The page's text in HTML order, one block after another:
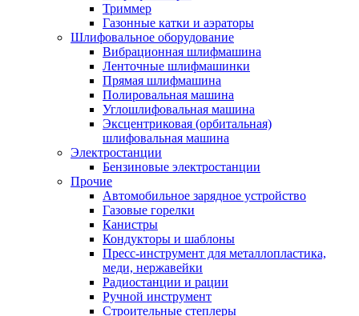
Триммер
Газонные катки и аэраторы
Шлифовальное оборудование
Вибрационная шлифмашина
Ленточные шлифмашинки
Прямая шлифмашина
Полировальная машина
Углошлифовальная машина
Эксцентриковая (орбитальная)
шлифовальная машина
Электростанции
Бензиновые электростанции
Прочие
Автомобильное зарядное устройство
Газовые горелки
Канистры
Кондукторы и шаблоны
Пресс-инструмент для металлопластика,
меди, нержавейки
Радиостанции и рации
Ручной инструмент
Строительные степлеры